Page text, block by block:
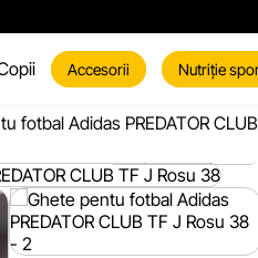
Accesorii Nutriție
fotbal Adidas PREDATOR